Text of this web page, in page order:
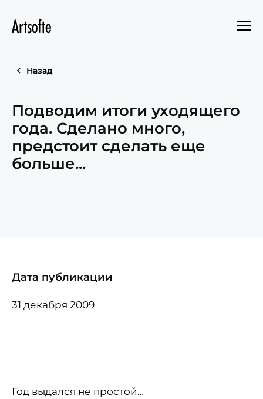
Назад
Подводим итоги уходящего
года. Сделано много,
предстоит сделать еще
больше...
Год выдался не простой…
Дата публикации
31 декабря 2009